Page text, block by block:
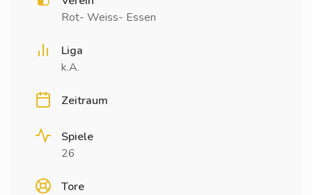
Rot- Weiss- Essen
Liga
k.A.
Zeitraum
Spiele
26
Tore